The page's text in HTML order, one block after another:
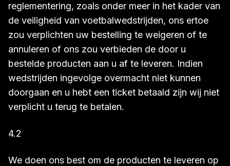
reglementering, zoals onder meer in het kader van
de veiligheid van voetbalwedstrijden, ons ertoe
zou verplichten uw bestelling te weigeren of te
annuleren of ons zou verbieden de door u
bestelde producten aan u af te leveren. Indien
wedstrijden ingevolge overmacht niet kunnen
doorgaan en u hebt een ticket betaald zijn wij niet
verplicht u terug te betalen.
4.2
We doen ons best om de producten te leveren op